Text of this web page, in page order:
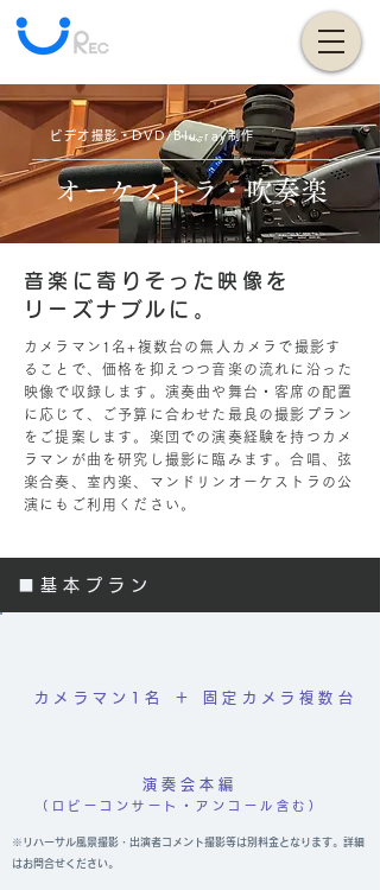
ビデオ撮影・DVD/Blu-ray制作
オーケストラ・吹奏楽
音楽に寄りそった映像を
リーズナブルに。
カメラマン1名+複数台の無人カメラで撮影す
ることで、価格を抑えつつ音楽の流れに沿った
映像で収録します。演奏曲や舞台・客席の配置
に応じて、ご予算に合わせた最良の撮影プラン
をご提案します。楽団での演奏経験を持つカメ
ラマンが曲を研究し撮影に臨みます。合唱、弦
楽合奏、室内楽、マンドリンオーケストラの公
演にもご利用ください。
■基本プラン
カメラマン1名 ＋ 固定カメラ複数台
演奏会本編
（ロビーコンサート・アンコール含む）
​※リハーサル風景撮影・出演者コメント撮影等は別料金となります。詳細
はお問合せください。